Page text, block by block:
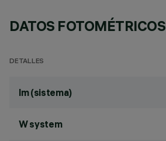
DATOS FOTOMÉTRICOS
DETALLES
lm (sistema)
W system